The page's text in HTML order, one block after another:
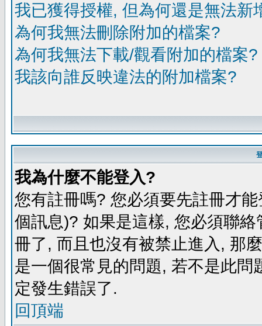
我已獲得授權, 但為何還是無法新
為何我無法刪除附加的檔案?
為何我無法下載/觀看附加的檔案?
我該向誰反映違法的附加檔案?
我為什麼不能登入?
您有註冊嗎? 您必須要先註冊才
個訊息)? 如果是這樣, 您必須聯
冊了, 而且也沒有被禁止進入, 那
是一個很常見的問題, 若不是此
定發生錯誤了.
回頂端